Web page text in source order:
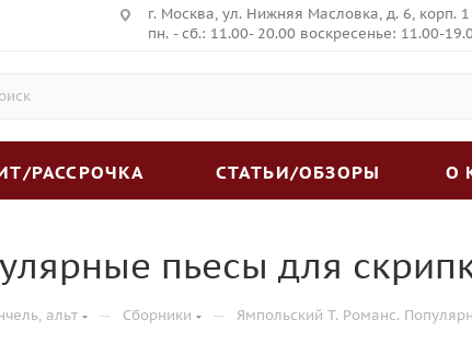
г. Москва, ул. Нижняя Масловка, д. 6, корп. 1
пн. - сб.: 11.00- 20.00 воскресенье: 11.00-
РАССРОЧКА СТАТЬИ/ОБЗОРЫ О
пьесы для
альт — Сборники — Ямпольский Т. Романс.